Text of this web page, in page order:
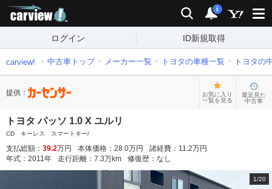
検索 通知
i
ログイン ID新規取得
carview! 中古車トップ メーカー一覧 トヨタの車種一覧 トヨタの
提供：
お気に入り
一覧を見る
最近見た
中古車
トヨタ パッソ 1.0 X ユルリ
CD キーレス スマートキー/
支払総額： 39.2万円 本体価格： 28.0万円 諸経費： 11.2万円
年式： 2011年 走行距離： 7.3万km 修復歴： なし
1/20